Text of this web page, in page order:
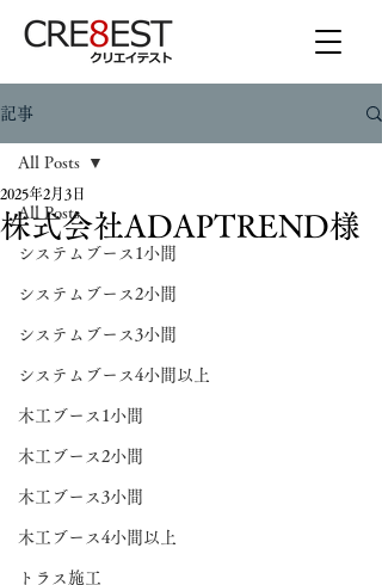
記事
All Posts
システムブース1小間
システムブース2小間
システムブース3小間
システムブース4小間以上
木工ブース1小間
木工ブース2小間
木工ブース3小間
木工ブース4小間以上
トラス施工
All Posts
株式会社ADAPTREND様
2025年2月3日